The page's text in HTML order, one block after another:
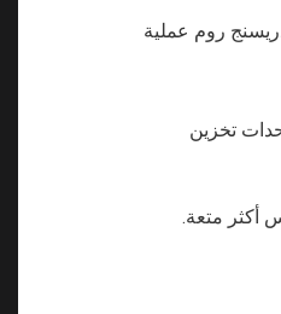
روم عملية
تخزين
أكثر متعة.